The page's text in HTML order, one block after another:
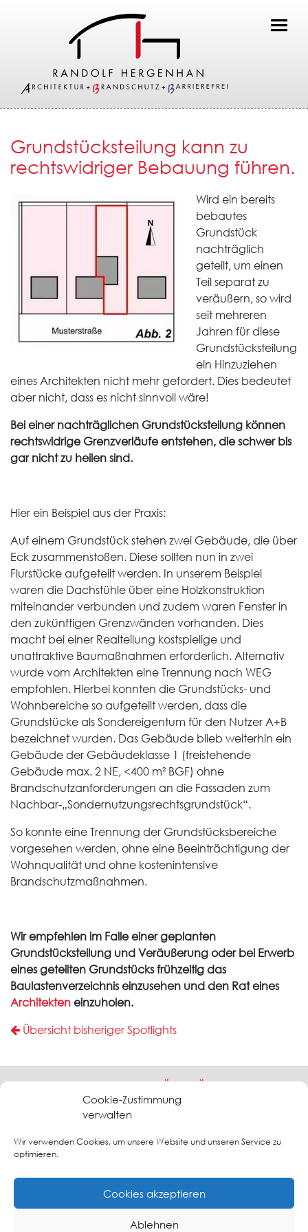
Cookie-Zustimmung
verwalten
Wir verwenden Cookies, um unsere Website und unseren Service zu
optimieren.
Cookies akzeptieren
Ablehnen
Grundstücksteilung kann zu
rechtswidriger Bebauung führen.
Wird ein bereits
bebautes
Grundstück
nachträglich
geteilt, um einen
Teil separat zu
veräußern, so wird
seit mehreren
Jahren für diese
Grundstücksteilung
ein Hinzuziehen
eines Architekten nicht mehr gefordert. Dies bedeutet
aber nicht, dass es nicht sinnvoll wäre!
Bei einer nachträglichen Grundstücksteilung können
rechtswidrige Grenzverläufe entstehen, die schwer bis
gar nicht zu heilen sind.
Hier ein Beispiel aus der Praxis:
Auf einem Grundstück stehen zwei Gebäude, die über
Eck zusammenstoßen. Diese sollten nun in zwei
Flurstücke aufgeteilt werden. In unserem Beispiel
waren die Dachstühle über eine Holzkonstruktion
miteinander verbunden und zudem waren Fenster in
den zukünftigen Grenzwänden vorhanden. Dies
macht bei einer Realteilung kostspielige und
unattraktive Baumaßnahmen erforderlich. Alternativ
wurde vom Architekten eine Trennung nach WEG
empfohlen. Hierbei konnten die Grundstücks- und
Wohnbereiche so aufgeteilt werden, dass die
Grundstücke als Sondereigentum für den Nutzer A+B
bezeichnet wurden. Das Gebäude blieb weiterhin ein
Gebäude der Gebäudeklasse 1 (freistehende
Gebäude max. 2 NE, <400 m² BGF) ohne
Brandschutzanforderungen an die Fassaden zum
Nachbar-„Sondernutzungsrechtsgrundstück“.
So konnte eine Trennung der Grundstücksbereiche
vorgesehen werden, ohne eine Beeinträchtigung der
Wohnqualität und ohne kostenintensive
Brandschutzmaßnahmen.
Wir empfehlen im Falle einer geplanten
Grundstücksteilung und Veräußerung oder bei Erwerb
eines geteilten Grundstücks frühzeitig das
Baulastenverzeichnis einzusehen und den Rat eines
Architekten einzuholen.
Übersicht bisheriger Spotlights
RANDOLF HERGENHAN - BÜRO FÜR ARCHITEKTUR
UND BRANDSCHUTZ
Barkauer Str. 56 - 58 - 24145 Kiel - Tel: 0431 - 2 00 58-
30 - www.brandschutz-kiel.de